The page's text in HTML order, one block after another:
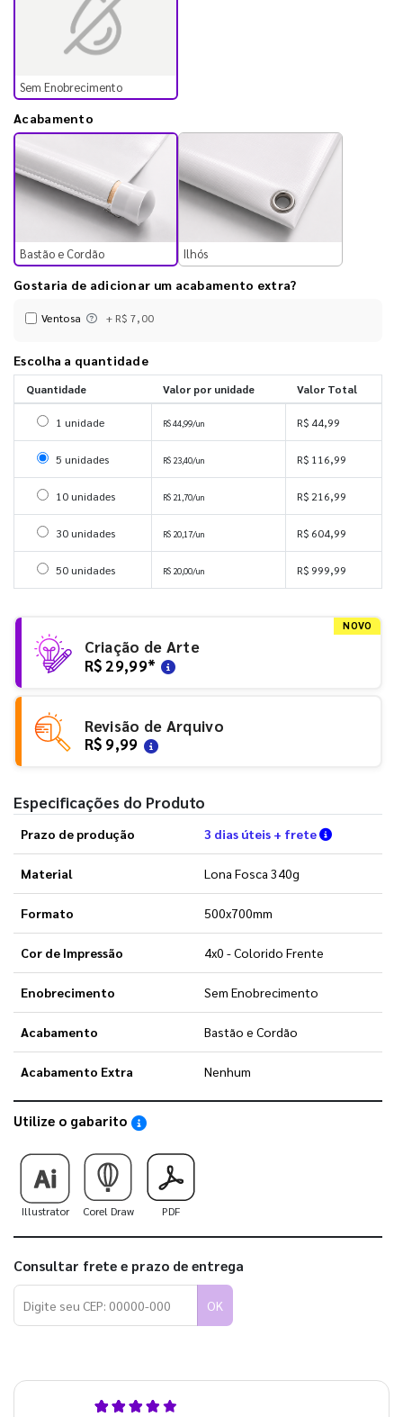
Sem Enobrecimento
Acabamento
Bastão e Cordão Ilhós
Gostaria de adicionar um acabamento extra?
Ventosa + R$ 7,00
Escolha a quantidade
Quantidade Valor por unidade Valor Total
Selecionar 1 unidade
1 unidade R$ 44,99/un R$ 44,99
Selecionar 5 unidades
5 unidades R$ 23,40/un R$ 116,99
Selecionar 10 unidades
10 unidades R$ 21,70/un R$ 216,99
Selecionar 30 unidades
30 unidades R$ 20,17/un R$ 604,99
Selecionar 50 unidades
50 unidades R$ 20,00/un R$ 999,99
NOVO
Criação de Arte
R$ 29,99*
Revisão de Arquivo
R$ 9,99
Especificações do Produto
Prazo de produção 3 dias úteis + frete Verifique
Material Lona Fosca 340g
Formato 500x700mm
Cor de Impressão 4x0 - Colorido Frente
Enobrecimento Sem Enobrecimento
Acabamento Bastão e Cordão
Acabamento Extra Nenhum
Utilize o gabarito Saiba como utilizar os nossos gabaritos
Illustrator Corel Draw PDF
Consultar frete e prazo de entrega
OK